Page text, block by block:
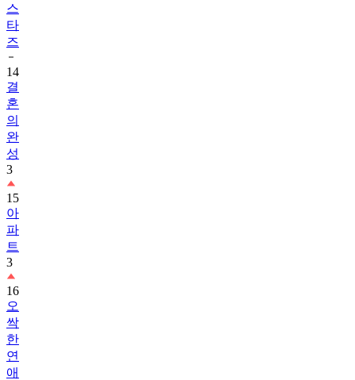
스
타
즈
14
결
혼
의
완
성
3
15
아
파
트
3
16
오
싹
한
연
애